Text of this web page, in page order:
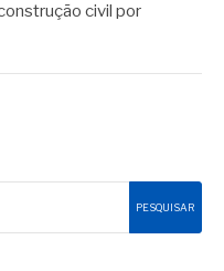
civil por
PESQUISAR